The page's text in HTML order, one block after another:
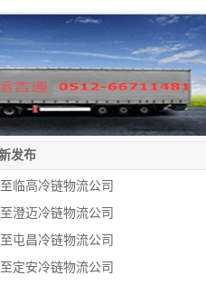
发布
临高冷链物流公司
澄迈冷链物流公司
屯昌冷链物流公司
定安冷链物流公司